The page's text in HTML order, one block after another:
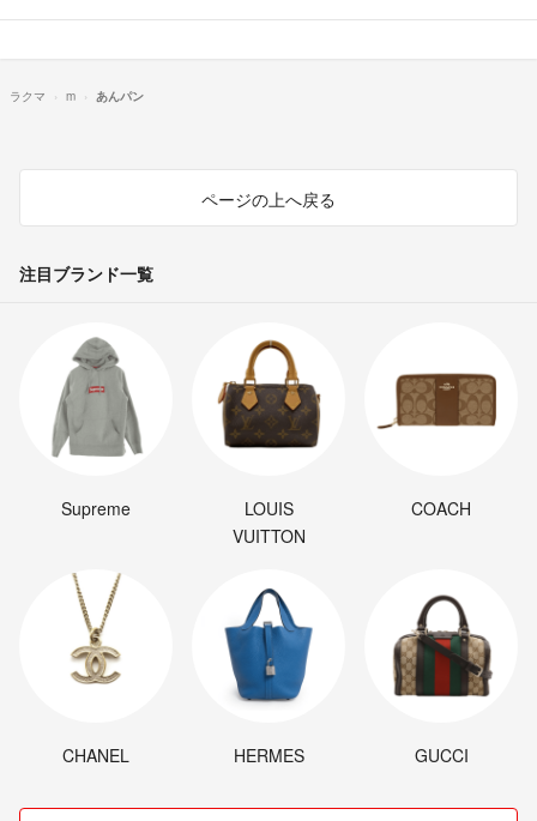
ラクマ m あんパン
ページの上へ戻る
注目ブランド一覧
Supreme
LOUIS
VUITTON
COACH
CHANEL HERMES GUCCI